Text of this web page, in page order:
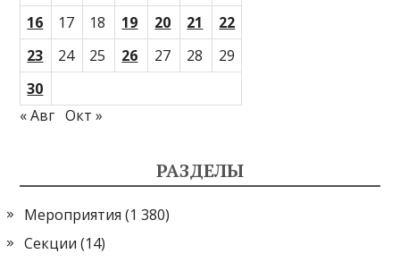
16
17 18 19 20 21
22
23
24 25 26 27 28
29
30
« Авг Окт »
РАЗДЕЛЫ
Мероприятия (1 380)
Секции (14)